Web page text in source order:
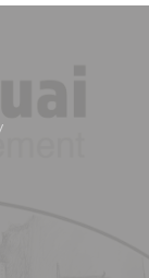
((ouvre une nouvelle